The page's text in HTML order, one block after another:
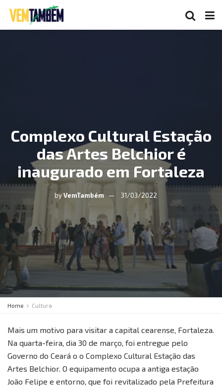
Complexo Cultural Estação
das Artes Belchior é
inaugurado em Fortaleza
by VemTambém 31/03/2022
Home Cultura
Mais um motivo para visitar a capital cearense, Fortaleza.
Na quarta-feira, dia 30 de março, foi entregue pelo
Governo do Ceará o o Complexo Cultural Estação das
Artes Belchior. O equipamento ocupa a antiga estação
João Felipe e entorno, que foi revitalizado pela Prefeitura